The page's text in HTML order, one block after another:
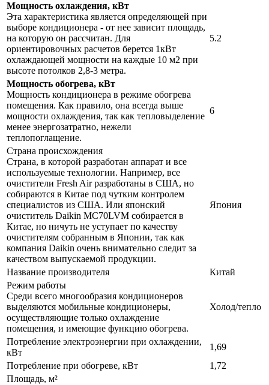
Мощность охлаждения, кВт
Эта характеристика является определяющей при
выборе кондиционера - от нее зависит площадь,
на которую он рассчитан. Для
ориентировочных расчетов берется 1кВт
охлаждающей мощности на каждые 10 м2 при
высоте потолков 2,8-3 метра.
5.2
Мощность обогрева, кВт
Мощность кондиционера в режиме обогрева
помещения. Как правило, она всегда выше
мощности охлаждения, так как тепловыделение
менее энергозатратно, нежели
теплопоглащение.
6
Страна происхождения
Страна, в которой разработан аппарат и все
используемые технологии. Например, все
очистители Fresh Air разработаны в США, но
собираются в Китае под чутким контролем
специалистов из США. Или японский
очиститель Daikin MC70LVM собирается в
Китае, но ничуть не уступает по качеству
очистителям собранным в Японии, так как
компания Daikin очень внимательно следит за
качеством выпускаемой продукции.
Япония
Название производителя
Китай
Режим работы
Среди всего многообразия кондиционеров
выделяются мобильные кондиционеры,
осуществляющие только охлаждение
помещения, и имеющие функцию обогрева.
Холод/тепло
Потребление электроэнергии при охлаждении,
кВт
1,69
Потребление при обогреве, кВт
1,72
Площадь, м²